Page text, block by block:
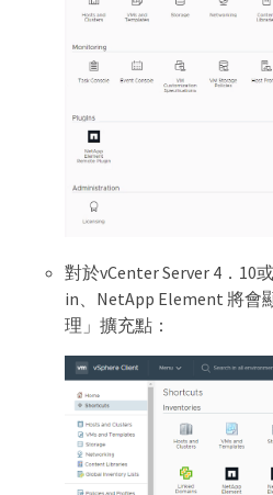
對於vCenter Server 4．10
in、NetApp Element 將會
理」擴充點：